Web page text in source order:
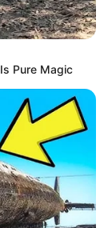
Pure Magic